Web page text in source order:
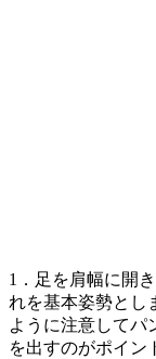
1．足を肩幅に開
れを基本姿勢とし
ように注意してパ
を出すのがポイン